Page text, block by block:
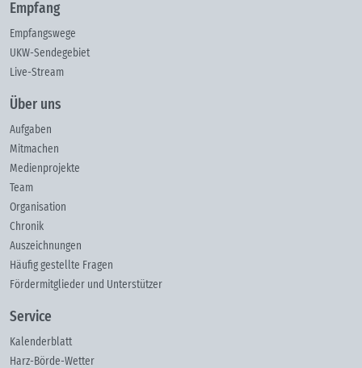
Empfang
Empfangswege
UKW-Sendegebiet
Live-Stream
Über uns
Aufgaben
Mitmachen
Medienprojekte
Team
Organisation
Chronik
Auszeichnungen
Häufig gestellte Fragen
Fördermitglieder und Unterstützer
Service
Kalenderblatt
Harz-Börde-Wetter